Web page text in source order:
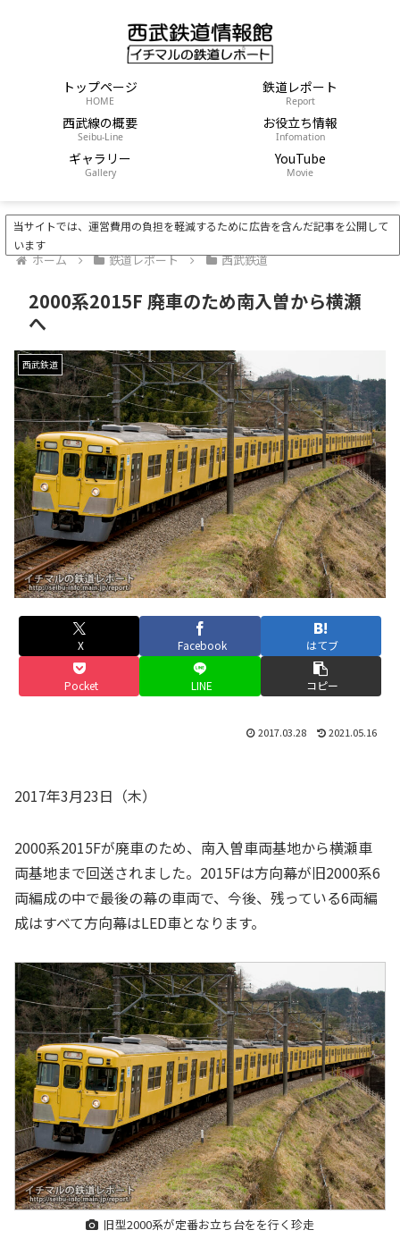
トップページ
HOME
鉄道レポート
Report
西武線の概要
Seibu-Line
お役立ち情報
Infomation
ギャラリー
Gallery
YouTube
Movie
当サイトでは、運営費用の負担を軽減するために広告を含んだ記事を公開して
います
ホーム 鉄道レポート 西武鉄道
2000系2015F 廃車のため南入曽から横瀬
へ
西武鉄道
X Facebook はてブ
Pocket LINE コピー
2017.03.28 2021.05.16
2017年3月23日（木）
2000系2015Fが廃車のため、南入曽車両基地から横瀬車
両基地まで回送されました。2015Fは方向幕が旧2000系6
両編成の中で最後の幕の車両で、今後、残っている6両編
成はすべて方向幕はLED車となります。
旧型2000系が定番お立ち台をを行く珍走